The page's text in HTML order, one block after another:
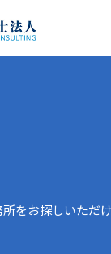
をお探しいただけ